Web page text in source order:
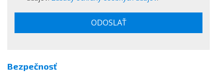
ODOSLAŤ
Bezpečnosť